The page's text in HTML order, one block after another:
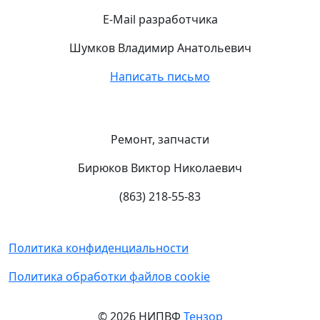
E-Mail разработчика
Шумков Владимир Анатольевич
Написать письмо
Ремонт, запчасти
Бирюков Виктор Николаевич
(863) 218-55-83
Политика конфиденциальности
Политика обработки файлов cookie
© 2026 НИПВФ Тензор